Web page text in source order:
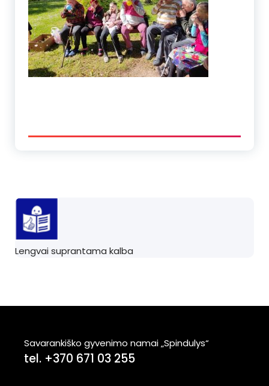
Lengvai suprantama kalba
Savarankiško gyvenimo namai „Spindulys“
tel. +370 671 03 255